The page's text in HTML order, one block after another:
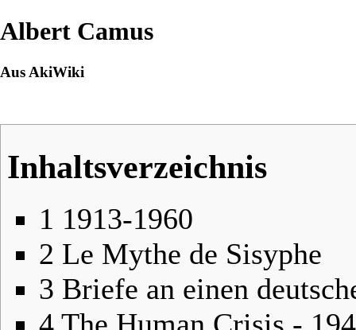
Albert Camus
Aus AkiWiki
Inhaltsverzeichnis
1 1913-1960
2 Le Mythe de Sisyphe
3 Briefe an einen